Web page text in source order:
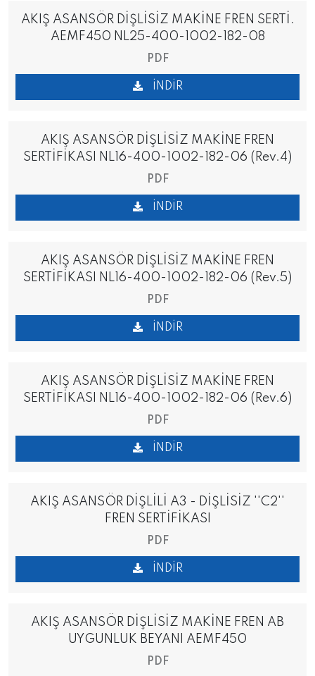
AKIŞ ASANSÖR DİŞLİSİZ MAKİNE FREN SERTİ.
AEMF450 NL25-400-1002-182-08
PDF
İNDIR
AKIŞ ASANSÖR DİŞLİSİZ MAKİNE FREN
SERTİFİKASI NL16-400-1002-182-06 (Rev.4)
PDF
İNDIR
AKIŞ ASANSÖR DİŞLİSİZ MAKİNE FREN
SERTİFİKASI NL16-400-1002-182-06 (Rev.5)
PDF
İNDIR
AKIŞ ASANSÖR DİŞLİSİZ MAKİNE FREN
SERTİFİKASI NL16-400-1002-182-06 (Rev.6)
PDF
İNDIR
AKIŞ ASANSÖR DİŞLİLİ A3 - DİŞLİSİZ ''C2''
FREN SERTİFİKASI
PDF
İNDIR
AKIŞ ASANSÖR DİŞLİSİZ MAKİNE FREN AB
UYGUNLUK BEYANI AEMF450
PDF